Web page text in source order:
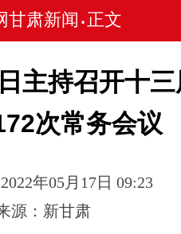
甘肃新闻 • 正文
主持召开十
次常务会议
年05月17日 09:23
源：新甘肃